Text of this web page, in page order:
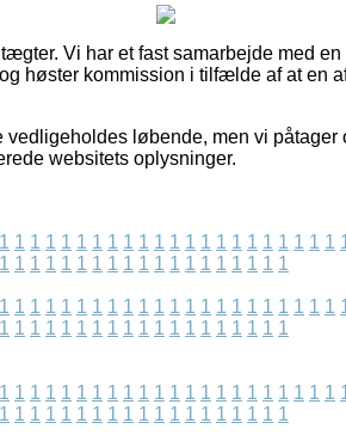
Vi har et fast samarbejde med
høster kommission i tilfælde af at en
vedligeholdes løbende, men vi
websitets oplysninger.
1 1 1 1 1 1 1 1 1 1 1 1 1 1 1 1 1 1 1 1 1 1
1 1 1 1 1 1 1 1 1 1 1 1 1 1 1 1 1 1 1
1 1 1 1 1 1 1 1 1 1 1 1 1 1 1 1 1 1 1 1 1 1
1 1 1 1 1 1 1 1 1 1 1 1 1 1 1 1 1 1 1
1 1 1 1 1 1 1 1 1 1 1 1 1 1 1 1 1 1 1 1 1 1
1 1 1 1 1 1 1 1 1 1 1 1 1 1 1 1 1 1 1